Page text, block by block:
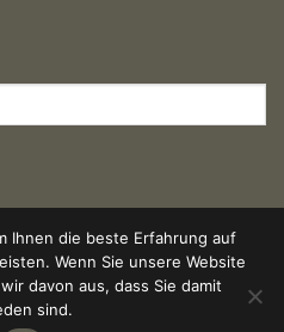
Ihnen die beste Erfahrung auf
Wenn Sie unsere Website
davon aus, dass Sie damit
sind.